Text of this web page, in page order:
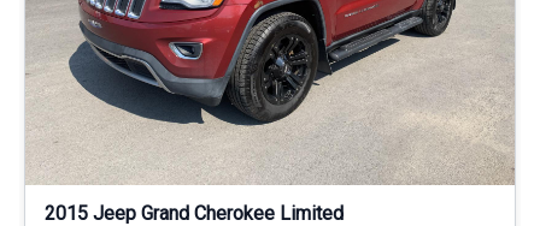
2015 Jeep Grand Cherokee Limited